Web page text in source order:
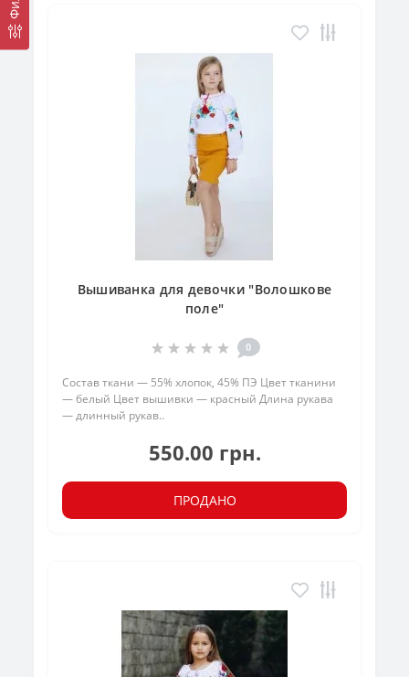
Вышиванка для девочки "Волошкове
поле"
0
Состав ткани — 55% хлопок, 45% ПЭ Цвет тканини
— белый Цвет вышивки — красный Длина рукава
— длинный рукав..
550.00 грн.
ПРОДАНО